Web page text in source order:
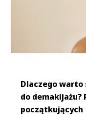
Dlaczego
do demakijażu?
początkujących